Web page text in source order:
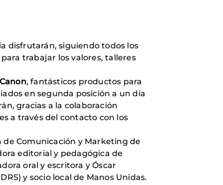
disfrutarán, siguiendo todos los
trabajar los valores, talleres
, fantásticos productos para
en segunda posición a un día
gracias a la colaboración
a través del contacto con los
de Comunicación y Marketing de
editorial y pedagógica de
oral y escritora y Óscar
y socio local de Manos Unidas.